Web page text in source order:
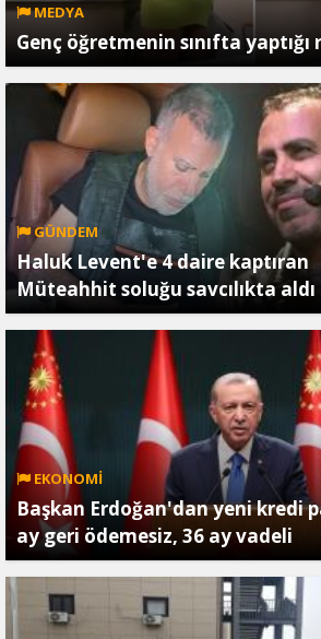
MEDYA
Genç öğretmenin sınıfta yaptığı
GÜNDEM
Haluk Levent'e 4 daire kaptıran
Müteahhit soluğu savcılıkta aldı
EKONOMİ
Başkan Erdoğan'dan yeni kredi
ay geri ödemesiz, 36 ay vadeli